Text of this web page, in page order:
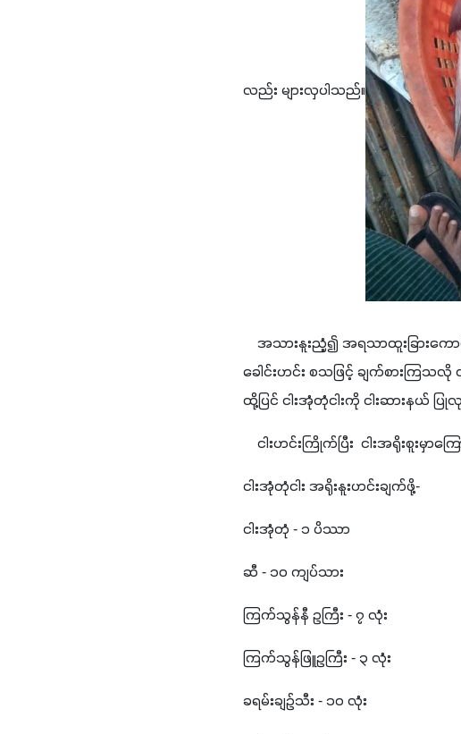
လည်း များလှပါသည်။
အသားနူးညံ့၍ အရသာထူးခြားကောင်းမွ
ခေါင်းဟင်း စသဖြင့် ချက်စားကြသလို င
ထို့ပြင် ငါးအုံတုံငါးကို ငါးဆားနယ် ပ
ငါးဟင်းကြိုက်ပြီး  ငါးအရိုးစူးမှ
ငါးအုံတုံငါး အရိုးနူးဟင်းချက်ဖို့-
ငါးအုံတုံ - ၁ ပိဿာ
ဆီ - ၁၀ ကျပ်သား
ကြက်သွန်နီ ဥကြီး - ၇ လုံး
ကြက်သွန်ဖြူဥကြီး - ၃ လုံး
ခရမ်းချဥ်သီး - ၁၀ လုံး